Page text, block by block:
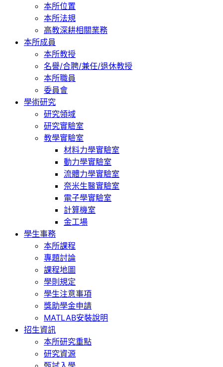
本所位置
本所法規
高教深耕相關業務
本所成員
本所教授
名譽/合聘/兼任/退休教授
本所職員
委員會
學術研究
研究領域
研究實驗室
教學實驗室
材料力學實驗室
動力學實驗室
流體力學實驗室
奈米生醫實驗室
電子學實驗室
計算機室
金工場
學生事務
本所課程
專題討論
課程地圖
學則規定
學生注意事項
獎助學金申請
MATLAB安裝說明
招生資訊
本所研究重點
研究資源